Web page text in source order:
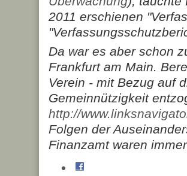
2011 erschienen
Da war es aber schon
Frankfurt am Main.
Verein - mit Bezug auf
Gemeinnützigkeit
http://
Folgen der
Finanzamt waren